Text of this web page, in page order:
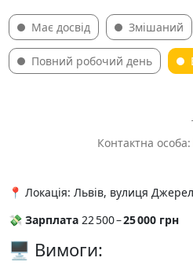
Має досвід Змішаний
Повний робочий день
Контактна особа:
📍 Локація: Львів, вулиця
💸 Зарплата22 500 –25 000 грн
🖥 Вимоги: